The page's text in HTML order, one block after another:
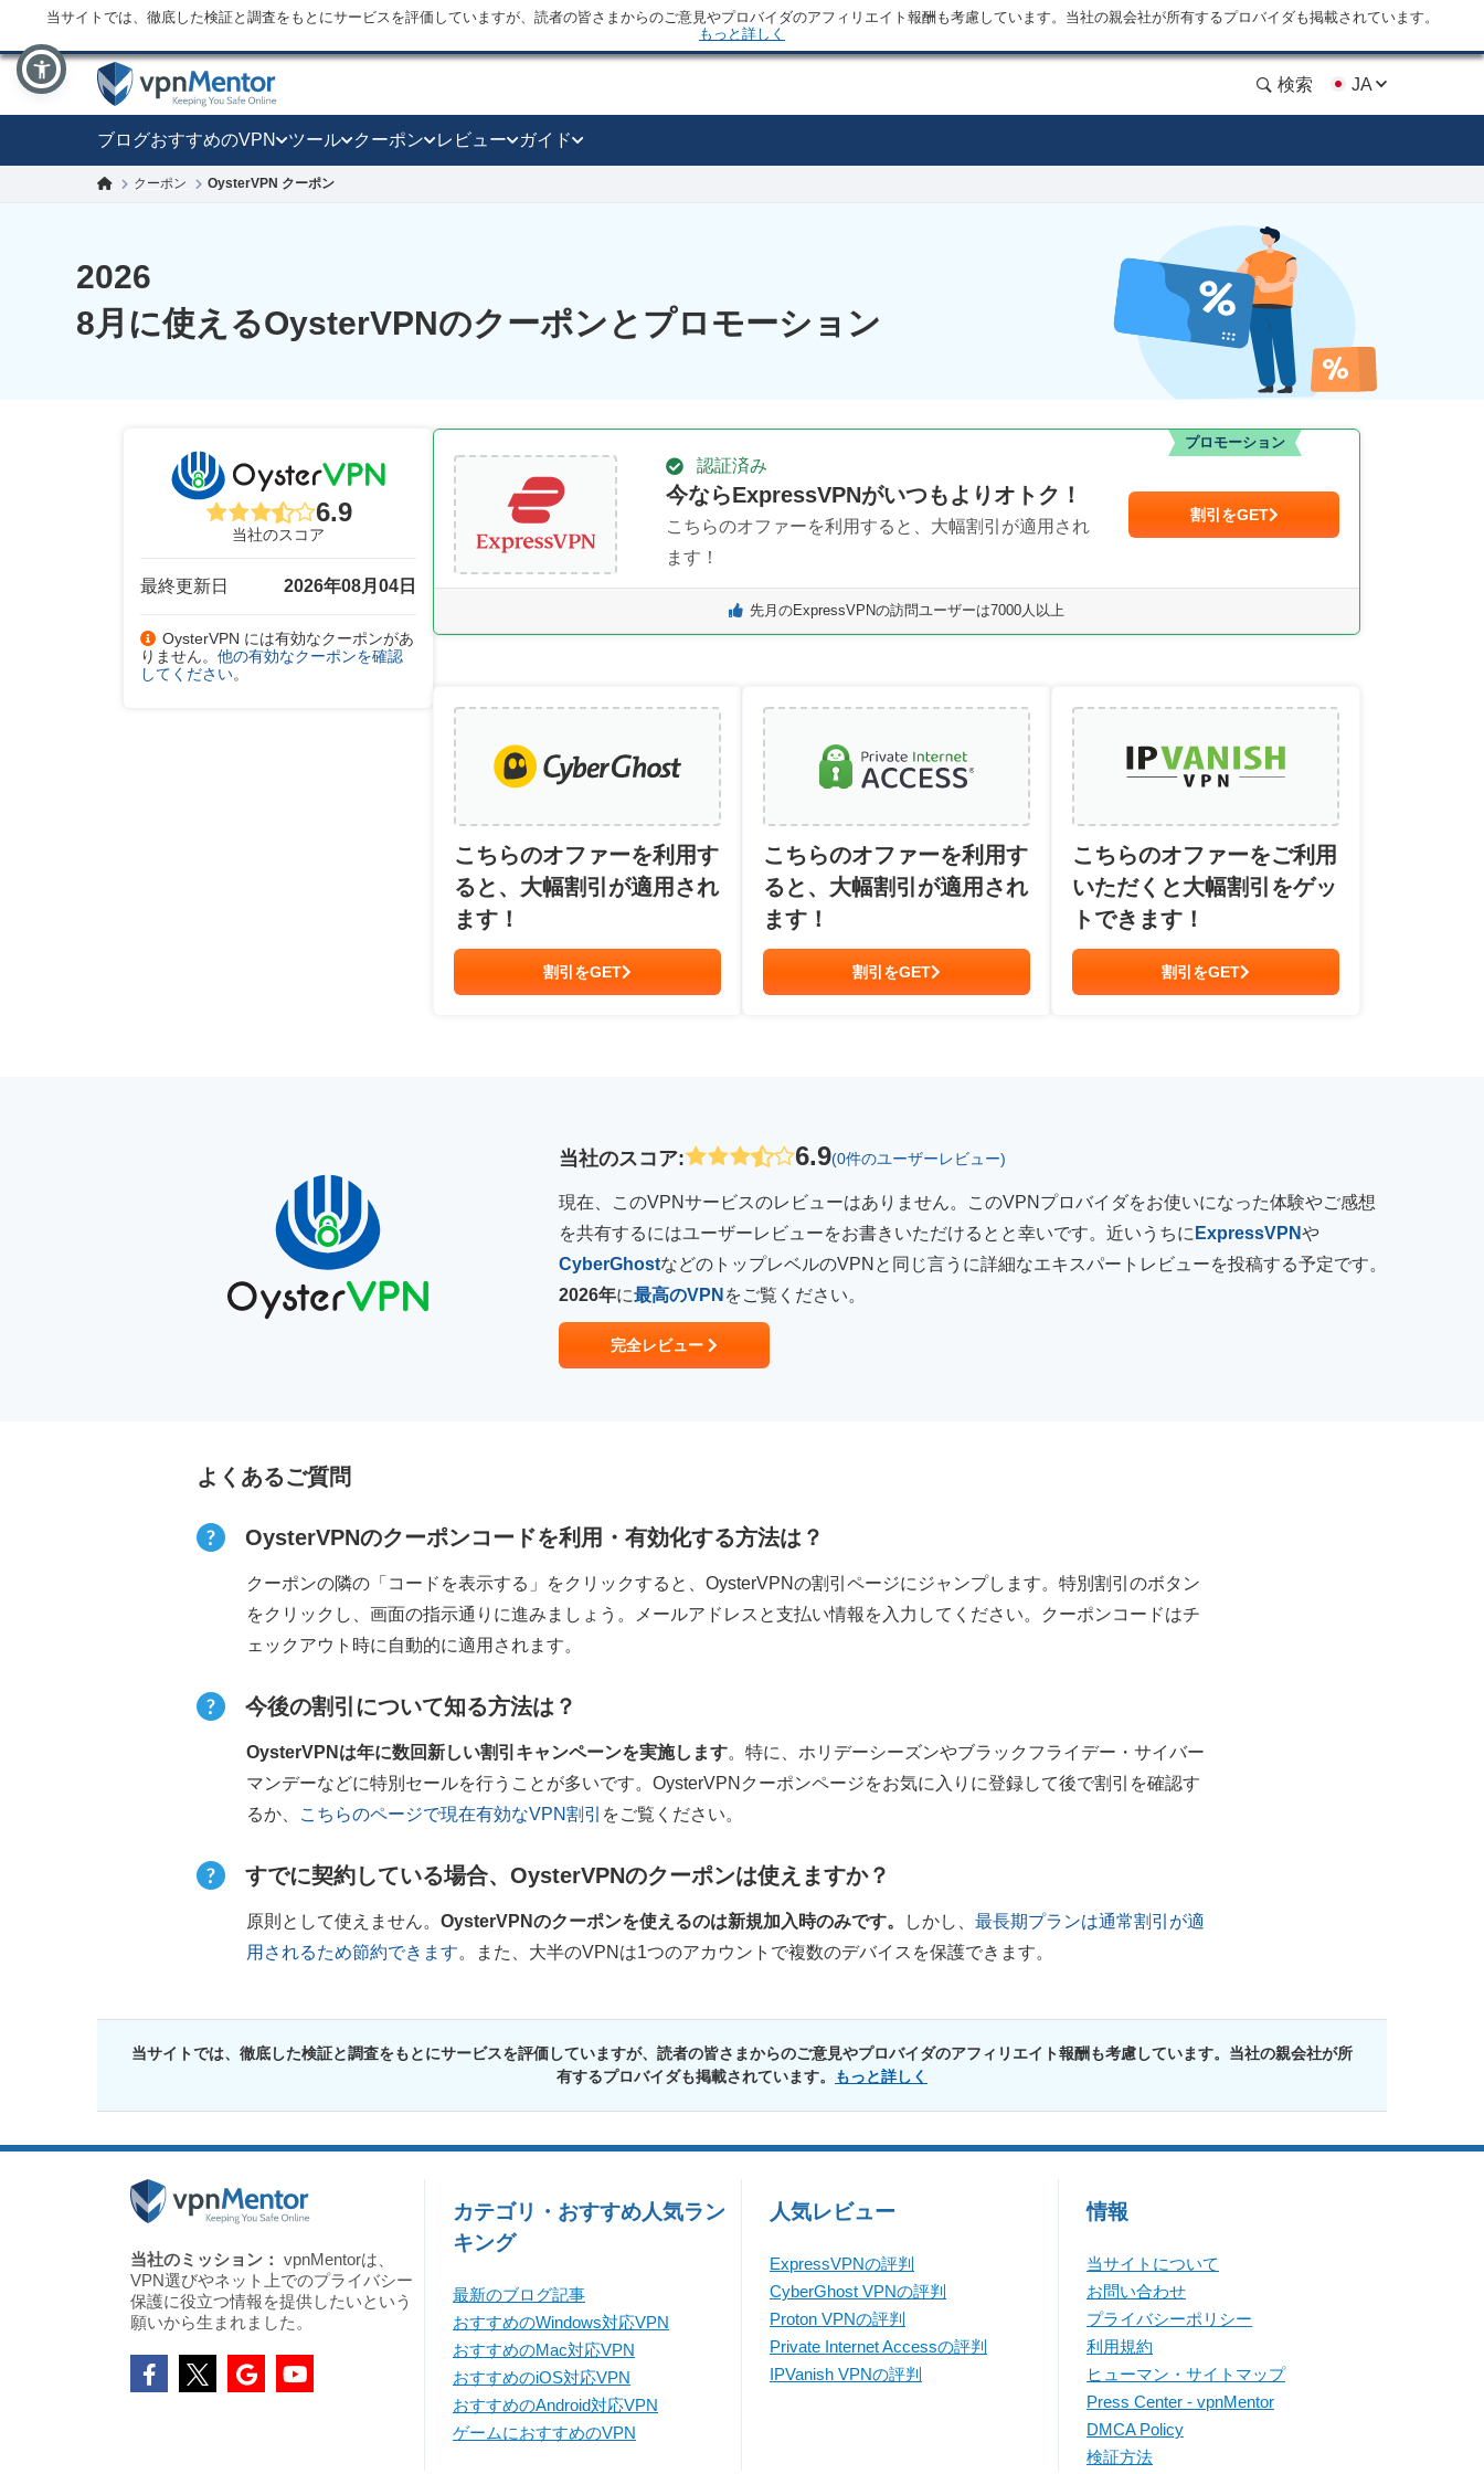
当サイトでは、徹底した検証と調査をもとにサービスを評価していますが、読者の皆さまからのご意見やプロバイダのアフィリエイト報酬も考慮しています。当社の親会社が所有するプロバイダも掲載されています。
もっと詳しく
検索 JA
ブログおすすめのVPN ツール クーポン レビュー ガイド
クーポン OysterVPN クーポン
2026
8月に使えるOysterVPNのクーポンとプロモーション
6.9
当社のスコア
最終更新日 2026年08月04日
OysterVPN には有効なクーポンがあ
りません。 他の有効なクーポンを確認
してください。
認証済み
今ならExpressVPNがいつもよりオトク！
こちらのオファーを利用すると、大幅割引が適用され
ます！
割引をGET
プロモーション
先月のExpressVPNの訪問ユーザーは7000人以上
こちらのオファーを利用す
ると、大幅割引が適用され
ます！
割引をGET
こちらのオファーを利用す
ると、大幅割引が適用され
ます！
割引をGET
こちらのオファーをご利用
いただくと大幅割引をゲッ
トできます！
割引をGET
当社のスコア: 6.9(0件のユーザーレビュー)
現在、このVPNサービスのレビューはありません。このVPNプロバイダをお使いになった体験やご感想
を共有するにはユーザーレビューをお書きいただけるとと幸いです。近いうちに ExpressVPNや
CyberGhostなどのトップレベルのVPNと同じ言うに詳細なエキスパートレビューを投稿する予定です。
2026年に最高のVPN をご覧ください。
完全レビュー
よくあるご質問
OysterVPNのクーポンコードを利用・有効化する方法は？
クーポンの隣の「コードを表示する」をクリックすると、OysterVPNの割引ページにジャンプします。特別割引のボタン
をクリックし、画面の指示通りに進みましょう。メールアドレスと支払い情報を入力してください。クーポンコードはチ
ェックアウト時に自動的に適用されます。
今後の割引について知る方法は？
OysterVPNは年に数回新しい割引キャンペーンを実施します。特に、ホリデーシーズンやブラックフライデー・サイバー
マンデーなどに特別セールを行うことが多いです。OysterVPNクーポンページをお気に入りに登録して後で割引を確認す
るか、
こちらのページで現在有効なVPN割引 をご覧ください。
すでに契約している場合、OysterVPNのクーポンは使えますか？
原則として使えません。 OysterVPNのクーポンを使えるのは新規加入時のみです。 しかし、 最長期プランは通常割引が適
用されるため節約できます。また、大半のVPNは1つのアカウントで複数のデバイスを保護できます。
当サイトでは、徹底した検証と調査をもとにサービスを評価していますが、読者の皆さまからのご意見やプロバイダのアフィリエイト報酬も考慮しています。当社の親会社が所
有するプロバイダも掲載されています。
もっと詳しく
当社のミッション： vpnMentorは、
VPN選びやネット上でのプライバシー
保護に役立つ情報を提供したいという
願いから生まれました。
カテゴリ・おすすめ人気ラン
キング
最新のブログ記事
おすすめのWindows対応VPN
おすすめのMac対応VPN
おすすめのiOS対応VPN
おすすめのAndroid対応VPN
ゲームにおすすめのVPN
人気レビュー
ExpressVPNの評判
CyberGhost VPNの評判
Proton VPNの評判
Private Internet Accessの評判
IPVanish VPNの評判
情報
当サイトについて
お問い合わせ
プライバシーポリシー
利用規約
ヒューマン・サイトマップ
Press Center - vpnMentor
DMCA Policy
検証方法